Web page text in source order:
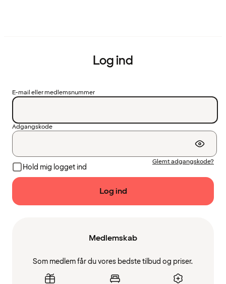
Log ind
E-mail eller medlemsnummer
Adgangskode
Hold mig logget ind
Glemt adgangskode?
Log ind
Medlemskab
Som medlem får du vores bedste tilbud og priser.